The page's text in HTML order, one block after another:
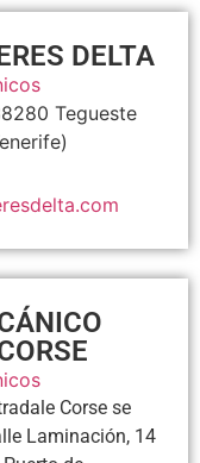
DELTA
Tegueste
Corse se
Laminación, 14